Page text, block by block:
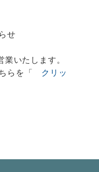
せ
いたします。
らを「 クリッ